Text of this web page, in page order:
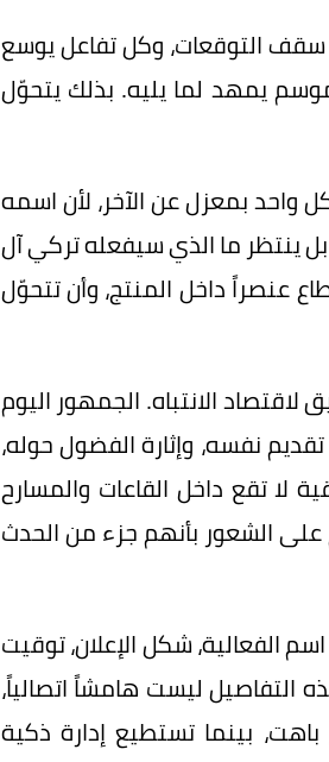
سقف التوقعات، وكل تفاعل يوسع
يمهد لما يليه. بذلك يتحوّل
واحد بمعزل عن الآخر، لأن اسمه
ينتظر ما الذي سيفعله تركي آل
عنصراً داخل المنتج، وأن تتحوّل
الانتباه. الجمهور اليوم
نفسه، وإثارة الفضول حوله،
لا تقع داخل القاعات والمسارح
الشعور بأنهم جزء من الحدث
الفعالية، شكل الإعلان، توقيت
التفاصيل ليست هامشاً اتصالياً،
بينما تستطيع إدارة ذكية